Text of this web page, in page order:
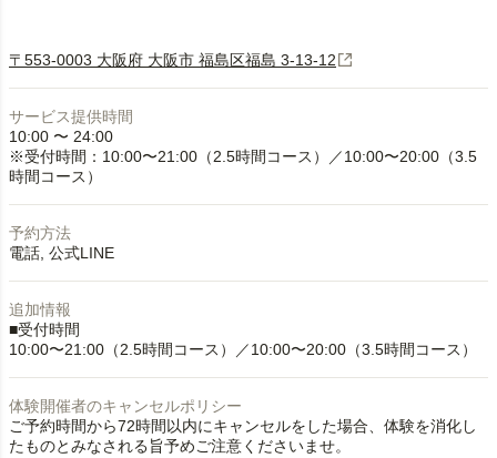
〒553-0003 大阪府 大阪市 福島区福島 3-13-12
サービス提供時間
10:00 〜 24:00
※受付時間：10:00〜21:00（2.5時間コース）／10:00〜20:00（3.5
時間コース）
予約方法
電話 公式LINE
追加情報
■受付時間
10:00〜21:00（2.5時間コース）／10:00〜20:00（3.5時間コース）
体験開催者のキャンセルポリシー
ご予約時間から72時間以内にキャンセルをした場合、体験を消化し
たものとみなされる旨予めご注意くださいませ。